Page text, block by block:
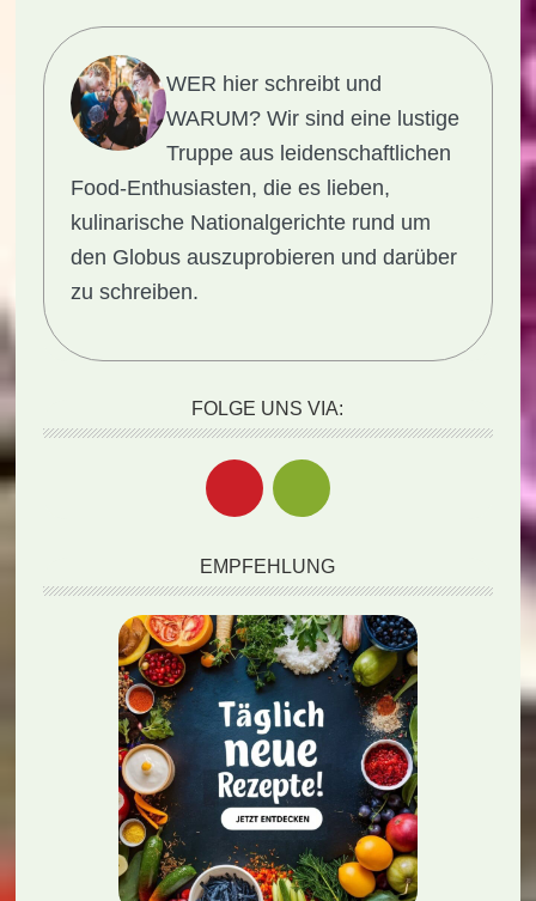
WER hier schreibt und
WARUM? Wir sind eine lustige
Truppe aus leidenschaftlichen
Food-Enthusiasten, die es lieben,
kulinarische Nationalgerichte rund um
den Globus auszuprobieren und darüber
zu schreiben.
FOLGE UNS VIA:
EMPFEHLUNG